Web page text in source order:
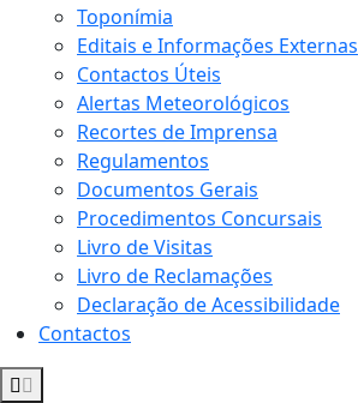
Toponímia
Editais e Informações Externas
Contactos Úteis
Alertas Meteorológicos
Recortes de Imprensa
Regulamentos
Documentos Gerais
Procedimentos Concursais
Livro de Visitas
Livro de Reclamações
Declaração de Acessibilidade
Contactos